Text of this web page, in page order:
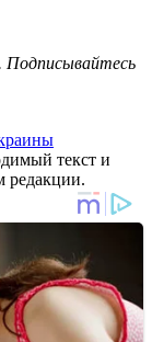
Подписывайтесь
текст и
редакции.